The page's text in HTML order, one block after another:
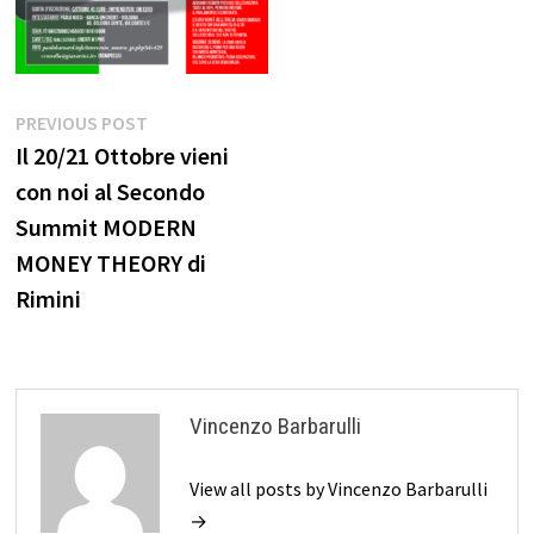
Navigazione
articoli
PREVIOUS POSTPrevious
post:
Il 20/21 Ottobre vieni
con noi al Secondo
Summit MODERN
MONEY THEORY di
Rimini
Vincenzo Barbarulli
View all posts by Vincenzo Barbarulli
→